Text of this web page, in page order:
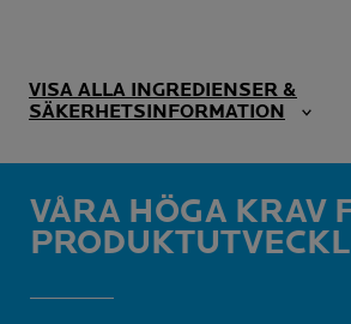
VISA ALLA INGREDIENSER &
SÄKERHETSINFORMATION
VÅRA HÖGA KRAV